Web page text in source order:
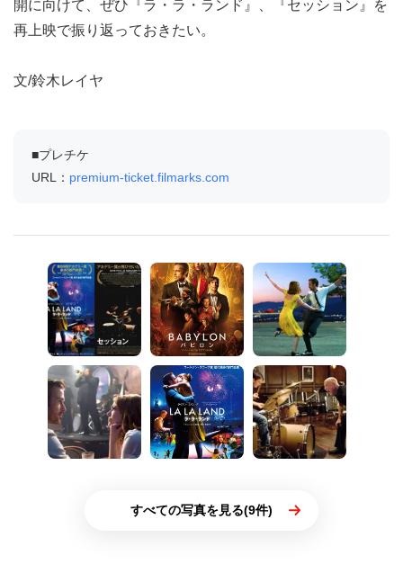
開に向けて、ぜひ『ラ・ラ・ランド』、『セッション』を
再上映で振り返っておきたい。
文/鈴木レイヤ
■プレチケ
URL： premium-ticket.filmarks.com
すべての写真を見る(9件)